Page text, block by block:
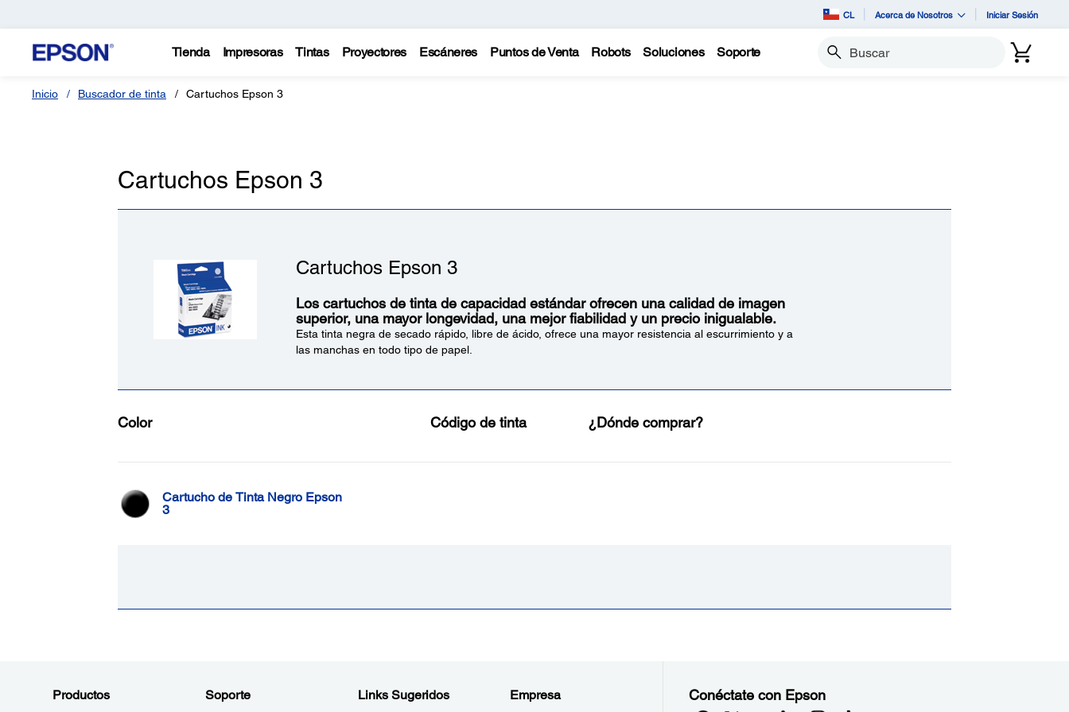
CL Acerca de Nosotros Iniciar Sesión
Tienda Impresoras Tintas Proyectores Escáneres Puntos de Venta Robots Soluciones Soporte Buscar
Inicio Buscador de tinta Cartuchos Epson 3
Cartuchos Epson 3
Cartuchos Epson 3
Los cartuchos de tinta de capacidad estándar ofrecen una calidad de imagen
superior, una mayor longevidad, una mejor fiabilidad y un precio inigualable.
Esta tinta negra de secado rápido, libre de ácido, ofrece una mayor resistencia al escurrimiento y a
las manchas en todo tipo de papel.
Color Código de tinta ¿Dónde comprar?
Cartucho de Tinta Negro Epson
3
Productos Soporte Links Sugeridos Empresa Conéctate con Epson